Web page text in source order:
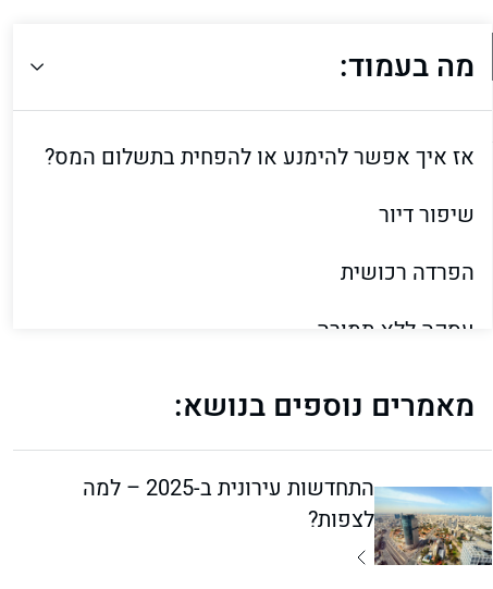
מה בעמוד:
אז איך אפשר להימנע או להפחית בתשלום המס?
שיפור דיור
הפרדה רכושית
עסקה ללא תמורה
עולים חדשים
בני משפחות שכולות
מאמרים נוספים בנושא:
התחדשות עירונית ב-2025 – למה
לצפות?